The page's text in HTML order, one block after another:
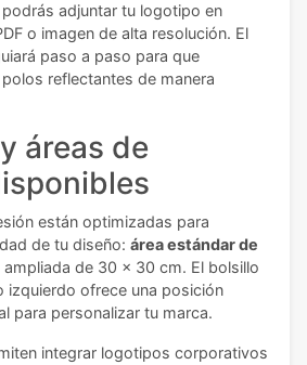
adjuntar tu logotipo en
o imagen de alta resolución. El
paso a paso para que
reflectantes de manera
áreas de
están optimizadas para
de tu diseño: área estándar de
ampliada de 30 x 30 cm. El bolsillo
izquierdo ofrece una posición
para personalizar tu marca.
integrar logotipos corporativos